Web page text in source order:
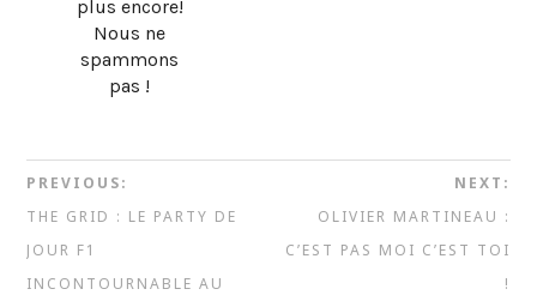
plus encore!
Nous ne
spammons
pas !
PREVIOUS:
THE GRID : LE PARTY DE
JOUR F1
INCONTOURNABLE AU
NEXT:
OLIVIER MARTINEAU :
C’EST PAS MOI C’EST TOI
!